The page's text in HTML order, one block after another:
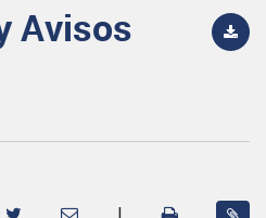
Avisos
|